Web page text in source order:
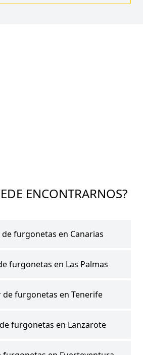
ENCONTRARNOS?
furgonetas en Canarias
furgonetas en Las Palmas
de furgonetas en Tenerife
furgonetas en Lanzarote